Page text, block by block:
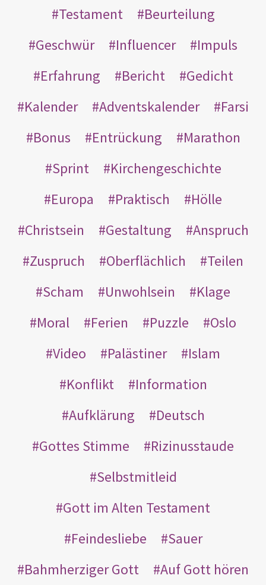
Testament
Beurteilung
Geschwür
Influencer
Impuls
Erfahrung
Bericht
Gedicht
Kalender
Adventskalender
Farsi
Bonus
Entrückung
Marathon
Sprint
Kirchengeschichte
Europa
Praktisch
Hölle
Christsein
Gestaltung
Anspruch
Zuspruch
Oberflächlich
Teilen
Scham
Unwohlsein
Klage
Moral
Ferien Puzzle
Oslo
Video
Palästiner
Islam
Konflikt
Information
Aufklärung
Deutsch
Gottes Stimme
Rizinusstaude
Selbstmitleid
Gott im Alten Testament
Feindesliebe
Sauer
Bahmherziger Gott
Auf Gott hören